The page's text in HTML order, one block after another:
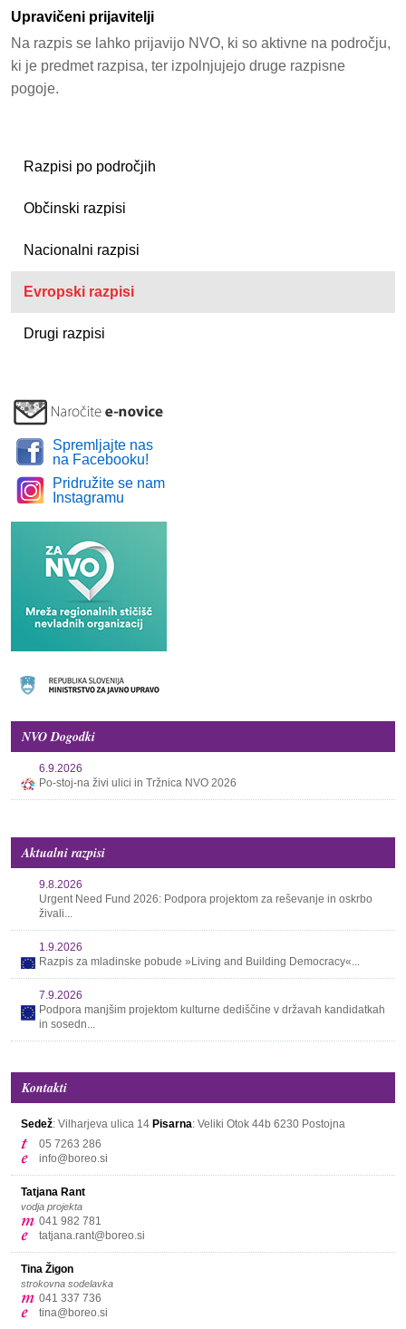
Razpisi po področjih
Občinski razpisi
Nacionalni razpisi
Evropski razpisi
Drugi razpisi
Upravičeni prijavitelji
Na razpis se lahko prijavijo NVO, ki so aktivne na področju,
ki je predmet razpisa, ter izpolnjujejo druge razpisne
pogoje.
Spremljajte nas
na Facebooku!
Pridružite se nam
Instagramu
NVO Dogodki
6.9.2026
Po-stoj-na živi ulici in Tržnica NVO 2026
Aktualni razpisi
9.8.2026
Urgent Need Fund 2026: Podpora projektom za reševanje in oskrbo
živali...
1.9.2026
Razpis za mladinske pobude »Living and Building Democracy«...
7.9.2026
Podpora manjšim projektom kulturne dediščine v državah kandidatkah
in sosedn...
Kontakti
Sedež: Vilharjeva ulica 14 Pisarna: Veliki Otok 44b 6230 Postojna
05 7263 286
info@boreo.si
Tatjana Rant
vodja projekta
041 982 781
tatjana.rant@boreo.si
Tina Žigon
strokovna sodelavka
041 337 736
tina@boreo.si